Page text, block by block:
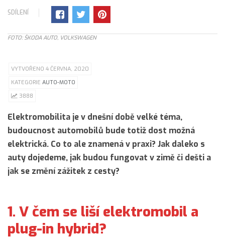
SDÍLENÍ
FOTO: ŠKODA AUTO, VOLKSWAGEN
VYTVOŘENO 4 ČERVNA, 2020
KATEGORIE AUTO-MOTO
3888
Elektromobilita je v dnešní době velké téma,
budoucnost automobilů bude totiž dost možná
elektrická. Co to ale znamená v praxi? Jak daleko s
auty dojedeme, jak budou fungovat v zimě či dešti a
jak se změní zážitek z cesty?
1. V čem se liší elektromobil a
plug-in hybrid?